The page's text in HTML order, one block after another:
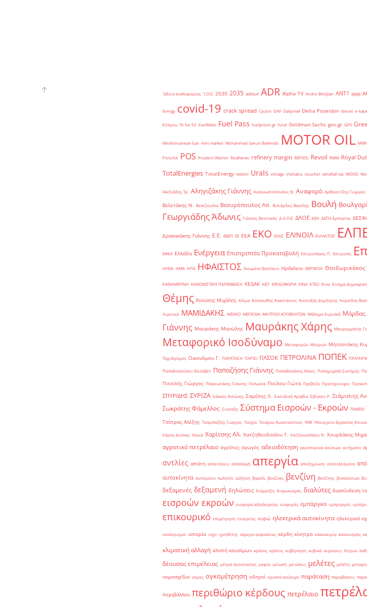
'άδεια κυκλοφορίας 1202 2030 2035 adblue ADR Alpha TV Andre Bledjian ANT1 app
Energy covid-19 crack spread Cyclon DAF Dailymail Delta Poseidon diesel e-
Κύπρου fit for 55 FuelMate Fuel Pass fuelprices.gr fund Goldman Sachs gov.gr GPS
Mediterranean Gas mini market Mohammad Sanusi Barkindo MOTOR OIL MWh
Porsche POS Prudent Warrior RealNews refinery margin REPSOL Revoil RMM Royal
TotalEnergies TotalEnergy twitter Urals vintage Viohalco voucher windfall tax WOOD
Αλεξιάδης Τρ. Αληγιζάκης Γιάννης Αναγνωστόπουλος Θ. Αναφορά Αρβανιτίδης Γιώργος
Βελετάκης Ν. Βενεζουέλα Βεσυρόπουλος Απ. Βιλιάρδος Βασίλης Βουλή
Γεωργιάδης Άδωνις Γιάννης Θεοτοκάς Δ.Α.Ο.Ε. ΔΑΟΕ ΔΕΗ ΔΕΠΑ Εμπορίας
Δρακακάκης Γιάννης Ε.Ε. ΕΒΕΠ ΕΕ ΕΕΑ ΕΚΟ ΕΛΑΣ ΕΛΙΝΟΙΛ ΕΛΛΑΚΤΩΡ
ΕΦΚΑ Ελλάδα Ενέργεια Επιστρεπτέα Προκαταβολή Επιτροπάκης Π. Επιτροπή
ΗΛΕΙΑ ΗΜΑ ΗΠΑ ΗΦΑΙΣΤΟΣ Ηνωμένο Βασίλειο Ηράκλειο ΘΕΡΜΟΙΛ Θεοδωρικάκος
ΚΑΘΗΜΕΡΙΝΗ ΚΑΝΟΝΙΣΤΙΚΗ ΠΑΡΕΜΒΑΣΗ ΚΕΔΑΚ ΚΕΠ ΚΕΡΔΟΦΟΡΙΑ ΚΙΝΑ ΚΤΕΟ Κίνα Κίνημα
Θέμης Κιούσης Μιχάλης Κλίμα Κολοκυθάς Αναστάσιος Κονταξής Δημήτρης Κορκίδης
Λιμενικό ΜΑΜΙΔΑΚΗΣ ΜΕΛΚΟ ΜΕΡΙΣΜΑ ΜΗΤΡΩΟ ΑΠΟΒΛΗΤΩΝ Μάλαμα Κυριακή Μάρδας
Γιάννης Μαυράκης Μανώλης Μαυράκης Χάρης Μαυρομμάτης
Μεταφορικό Ισοδύναμο Μεταφορών Μητρώο Μητσοτάκης
Ταχυδρόμος Οικονόμου Γ. ΠΑΡΑΤΑΣΗ ΠΑΡΙΣΙ ΠΑΣΟΚ ΠΕΤΡΟΛΙΝΑ ΠΟΠΕΚ
Παπαδοπούλου Ελισάβετ Παπαζήσης Γιάννης Παπαθανάσης Νίκος Παπαμιχαήλ Σωτήρης
Πιτσιλής Γιώργος Πλακιωτάκης Γιάννης Πολωνία Πούλου Γιώτα Πρέβεζα Πρατηριούχοι
ΣΠΥΡΙΔΗΣ ΣΥΡΙΖΑ Σάκκος Αντώνης Σαμόλης Λ. Σαουδική Αραβία Σβίγκου Ρ. Σιάμισιης
Σωκράτης Φάμελλος Σύνταξη Σύστημα Εισροών - Εκροών ΤΑΜΕΙΟ
Τσίπρας Αλέξης Τσαμπαζλής Γιώργος Τσεχία Τσιάρας Κωνσταντίνος ΥΜΕ Υπουργείο Εργασίας
Χάρης Δούκας Χανιά Χαρίτσης Αλ. Χατζηθεοδοσίου Γ. Χατζηνικολάου Ν. Χουρδάκης
αγροτικό πετρέλαιο αγρότες αγωγός αδειοδότηση αεροπορικά καύσιμα αιτήματα
αντλίες απάτη απαιτήσεις απαλλαγή απεργία αποζημίωση αποτελέσματα
αυτοκίνητα αυτόματοι πωλητές αύξηση βαρέλι βενζίνες βενζίνη βενζίνης βιοκαύσιμα
δεξαμενές δεξαμενή δηλώσεις διάρρηξη διαγωνισμός διαλύτες διασύνδεση
εισροών εκροών εισφορά αλληλεγγύης εισφορές εμπάργκο εμπρησμός
επικουρικό επιμέτρηση εταιρείες ευρώ ηλεκτρικά αυτοκίνητα ηλεκτρικά
ισολογισμοί ιστορία ισχύ ιχνηθέτης κάμερα ασφαλείας κέρδη κίνητρα κακοκαιρία κανονισμός
κλιματική αλλαγή κλοπή καυσίμων κράνος κράτος κυβέρνηση κυβικά κυρώσεις λίτρων
δέουσας επιμέλειας μέτρα προστασίας μαφία μείωση μειώσεις μελέτες μελέτη
νομοσχέδιο νόμος ογκομέτρηση οδηγοί ορυκτά καύσιμα παράταση παραβάσεις
περιβάλλον περιθώριο κέρδους πετρέλαιο